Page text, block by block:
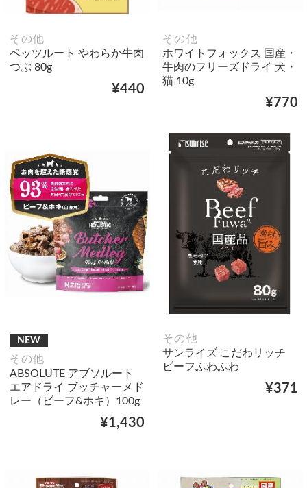
その他
ペッツルート やわらか牛肉
つぶ 80g
¥440
その他
ホワイトフォックス 国産・
牛肉のフリーズドライ 犬・
猫 10g
¥770
NEW
その他
ABSOLUTE アブソルート
エアドライ ブッチャーメド
レー（ビーフ&ホキ）100g
¥1,430
その他
サンライズ こだわリッチ
ビーフふわふわ
¥371